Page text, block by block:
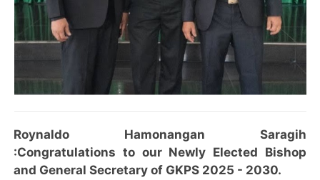
Roynaldo Hamonangan Saragih
:Congratulations to our Newly Elected Bishop
and General Secretary of GKPS 2025 - 2030.